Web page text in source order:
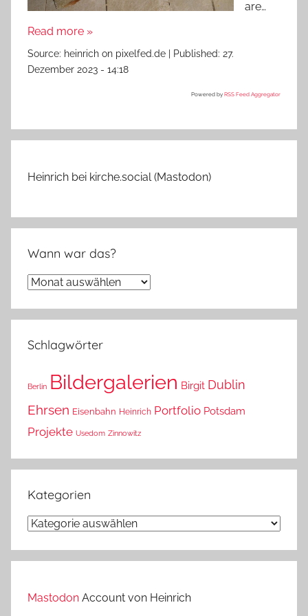
are…
Read more »
Source: heinrich on pixelfed.de Published: 27.
Dezember 2023 - 14:18
Powered by RSS Feed Aggregator
Heinrich bei kirche.social (Mastodon)
Wann war das?
Wann
das?
Schlagwörter
Berlin Bildergalerien Birgit Dublin
Ehrsen Eisenbahn Heinrich Portfolio Potsdam
Projekte Usedom Zinnowitz
Kategorien
Kategorien
Mastodon Account von Heinrich